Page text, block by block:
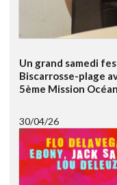
Un grand samedi
Biscarrosse-plage
5ème Mission
30/04/26